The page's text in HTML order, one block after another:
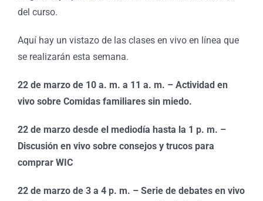
del curso.
Aquí hay un vistazo de las clases en vivo en línea que
se realizarán esta semana.
22 de marzo de 10 a. m. a 11 a. m. – Actividad en
vivo sobre Comidas familiares sin miedo.
22 de marzo desde el mediodía hasta la 1 p. m. –
Discusión en vivo sobre consejos y trucos para
comprar WIC
22 de marzo de 3 a 4 p. m. – Serie de debates en vivo